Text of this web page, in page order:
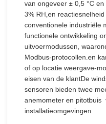
van ongeveer ± 0,5 °C
3% RH,en
conventionele industriële
functionele ontwikkeling
uitvoermodussen,
Modbus-protocollen.en
of op locatie weergave-
eisen van de klantDe
sensoren bieden twee
anemometer en pitotbuis
installatieomgevingen.